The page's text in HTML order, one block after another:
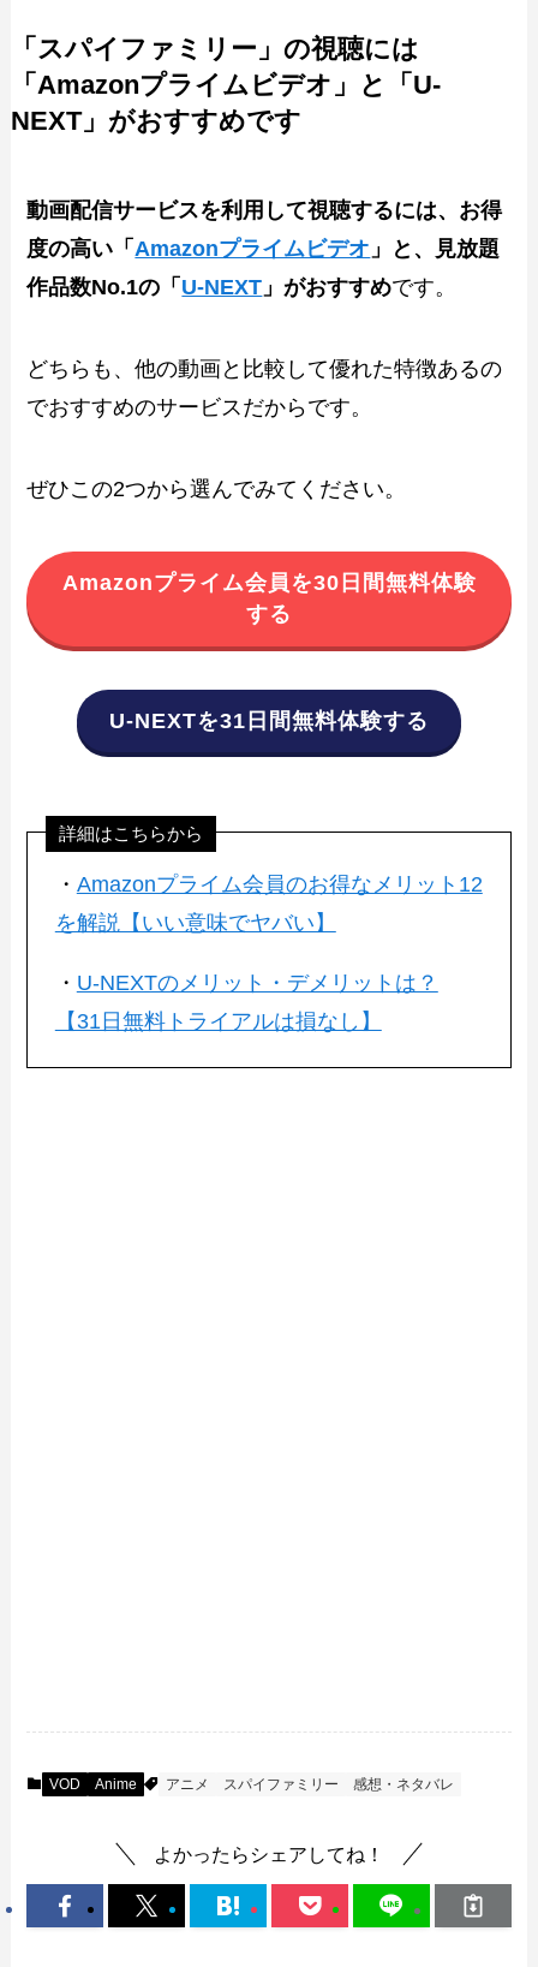
「スパイファミリー」の視聴には
「Amazonプライムビデオ」と「U-
NEXT」がおすすめです
動画配信サービスを利用して視聴するには、お得
度の高い「Amazonプライムビデオ 」と、見放題
作品数No.1の「 U-NEXT 」がおすすめです。
どちらも、他の動画と比較して優れた特徴あるの
でおすすめのサービスだからです。
ぜひこの2つから選んでみてください。
Amazonプライム会員を30日間無料体験
する
U-NEXTを31日間無料体験する
詳細はこちらから
・ Amazonプライム会員のお得なメリット12
を解説【いい意味でヤバい】
・ U-NEXTのメリット・デメリットは？
【31日無料トライアルは損なし】
VOD Anime アニメ スパイファミリー 感想・ネタバレ
よかったらシェアしてね！